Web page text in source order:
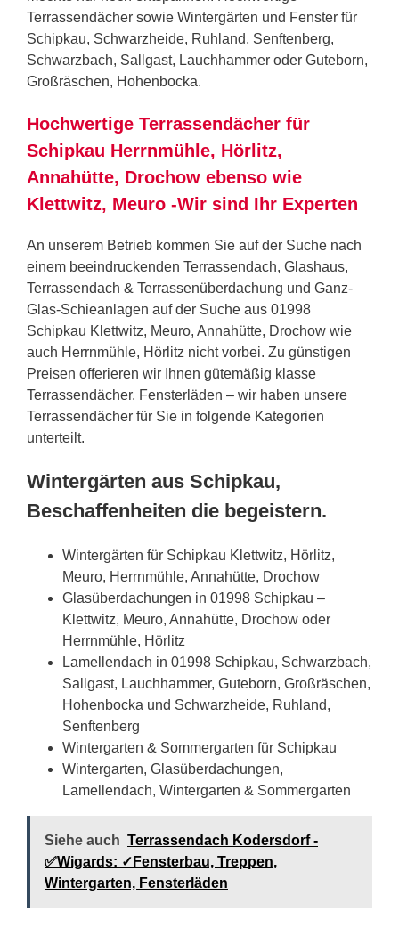
Terrassendächer sowie Wintergärten und Fenster für
Schipkau, Schwarzheide, Ruhland, Senftenberg,
Schwarzbach, Sallgast, Lauchhammer oder Guteborn,
Großräschen, Hohenbocka.
Hochwertige Terrassendächer für
Schipkau Herrnmühle, Hörlitz,
Annahütte, Drochow ebenso wie
Klettwitz, Meuro -Wir sind Ihr Experten
An unserem Betrieb kommen Sie auf der Suche nach
einem beeindruckenden Terrassendach, Glashaus,
Terrassendach & Terrassenüberdachung und Ganz-
Glas-Schieanlagen auf der Suche aus 01998
Schipkau Klettwitz, Meuro, Annahütte, Drochow wie
auch Herrnmühle, Hörlitz nicht vorbei. Zu günstigen
Preisen offerieren wir Ihnen gütemäßig klasse
Terrassendächer. Fensterläden – wir haben unsere
Terrassendächer für Sie in folgende Kategorien
unterteilt.
Wintergärten aus Schipkau,
Beschaffenheiten die begeistern.
Wintergärten für Schipkau Klettwitz, Hörlitz,
Meuro, Herrnmühle, Annahütte, Drochow
Glasüberdachungen in 01998 Schipkau –
Klettwitz, Meuro, Annahütte, Drochow oder
Herrnmühle, Hörlitz
Lamellendach in 01998 Schipkau, Schwarzbach,
Sallgast, Lauchhammer, Guteborn, Großräschen,
Hohenbocka und Schwarzheide, Ruhland,
Senftenberg
Wintergarten & Sommergarten für Schipkau
Wintergarten, Glasüberdachungen,
Lamellendach, Wintergarten & Sommergarten
Siehe auch Terrassendach Kodersdorf -
✅Wigards: ✓Fensterbau, Treppen,
Wintergarten, Fensterläden